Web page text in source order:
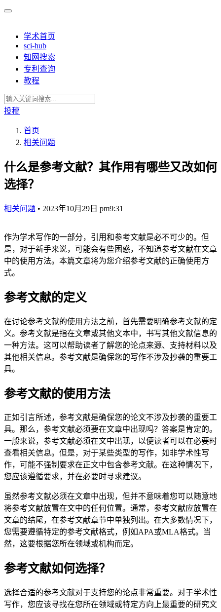
学术首页
sci-hub
知网搜索
专利查询
教程
投稿
首页
相关问题
什么是参考文献？其作用有哪些又改如何
选择？
相关问题 • 2023年10月29日 pm9:31
作为学术写作的一部分，引用和参考文献是必不可少的。但
是，对于新手来说，可能会有些困惑，不知道参考文献在文章
中的使用方法。本篇文章将为您介绍参考文献的正确使用方
式。
参考文献的定义
在讨论参考文献的使用方法之前，首先需要明确参考文献的定
义。参考文献是指在文章或其他文本中，书写其他文献信息的
一种方法。这可以帮助读者了解您的论点来源、支持材料以及
其他相关信息。参考文献是确保您的写作不涉及抄袭的重要工
具。
参考文献的使用方法
正如引言所述，参考文献是确保您的论文不涉及抄袭的重要工
具。那么，参考文献必须要在文章中出现吗？答案是肯定的。
一般来说，参考文献必须在文中出现，以便读者可以在必要时
查看相关信息。但是，对于某些类型的写作，如非学术性写
作，可能不强制要求在正文中包含参考文献。在这种情况下，
您应该遵循要求，并在必要时寻求建议。
虽然参考文献必须在文章中出现，但并不意味着您可以随意地
将参考文献放置在文中的任何位置。通常，参考文献应放置在
文章的结尾，在参考文献章节中单独列出。在大多数情况下，
您需要遵循特定的参考文献格式，例如APA或MLA格式。当
然，这要根据您所在领域或机构而定。
参考文献如何选择？
选择合适的参考文献对于支持您的论点非常重要。对于学术性
写作，您应该寻找在您所在领域或特定方向上最重要的研究文